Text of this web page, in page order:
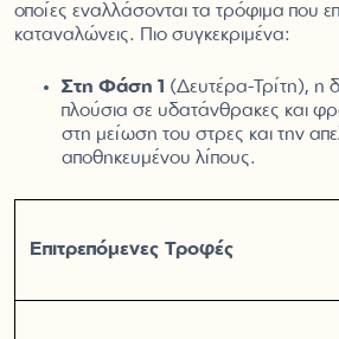
οποίες εναλλάσονται τα τρόφιμα που
καταναλώνεις. Πιο συγκεκριμένα:
Στη Φάση 1 (Δευτέρα-Τρίτη), η
πλούσια σε υδατάνθρακες και
στη μείωση του στρες και την
αποθηκευμένου λίπους.
Επιτρεπόμενες Τροφές